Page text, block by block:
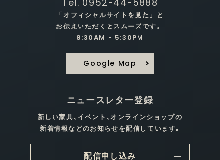
Tel. 0952-44-5888
「オフィシャルサイトを見た」と
お伝えいただくとスムーズです。
8:30AM - 5:30PM
Google Map
ニュースレター登録
新しい家具､イベント､オンラインショップの
新着情報などのお知らせを配信しています｡
配信申し込み